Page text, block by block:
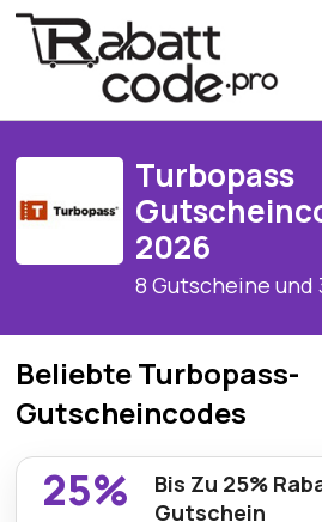
Turbopass
2026
8 Gutscheine und
Beliebte Turbopass-
Gutscheincodes
25%
Bis Zu 25%
Gutschein